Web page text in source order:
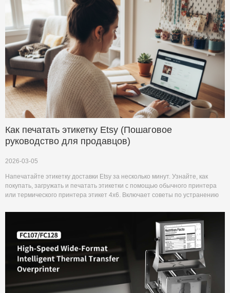
Как печатать этикетку Etsy (Пошаговое
руководство для продавцов)
2026-03-05
Напечатайте этикетку доставки Etsy за несколько минут. Узнайте, как
покупать, загружать и печатать этикетки с помощью обычного принтера
или термического принтера этикет 4x6. Включает советы по устранению